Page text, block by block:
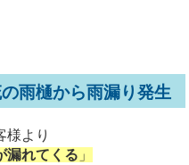
雨樋から雨漏り発生
様より
漏れてくる 」